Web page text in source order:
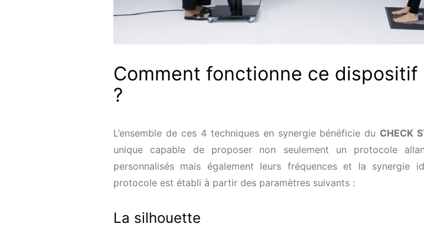
Comment fonctionne ce dispositif
?
L’ensemble de ces 4 techniques en synergie bénéficie du CHECK
unique capable de proposer non seulement un protocole
personnalisés mais également leurs fréquences et la synergie
protocole est établi à partir des paramètres suivants :
La silhouette